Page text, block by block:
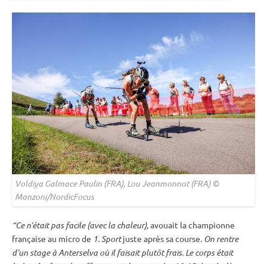
Voldiya Galmace Paulin (FRA), Lou Jeanmonnot (FRA) ©
Manzoni/NordicFocus
“Ce n’était pas facile (avec la chaleur),avouait la championne
française au micro de 1. Sportjuste après sa course. On rentre
d’un stage à Anterselva où il faisait plutôt frais. Le corps était